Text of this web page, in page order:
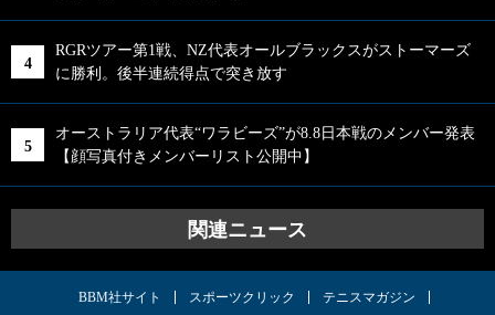
RGRツアー第1戦、NZ代表オールブラックスがストーマーズ
に勝利。後半連続得点で突き放す
オーストラリア代表“ワラビーズ”が8.8日本戦のメンバー発表
【顔写真付きメンバーリスト公開中】
関連ニュース
BBM社サイト スポーツクリック
テニスマガジン